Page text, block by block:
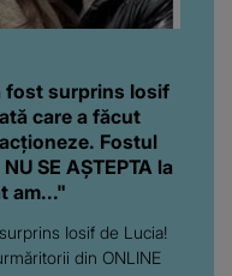
fost surprins Iosif
care a făcut
Fostul
SE AȘTEPTA la
am..."
Iosif de Lucia!
din ONLINE